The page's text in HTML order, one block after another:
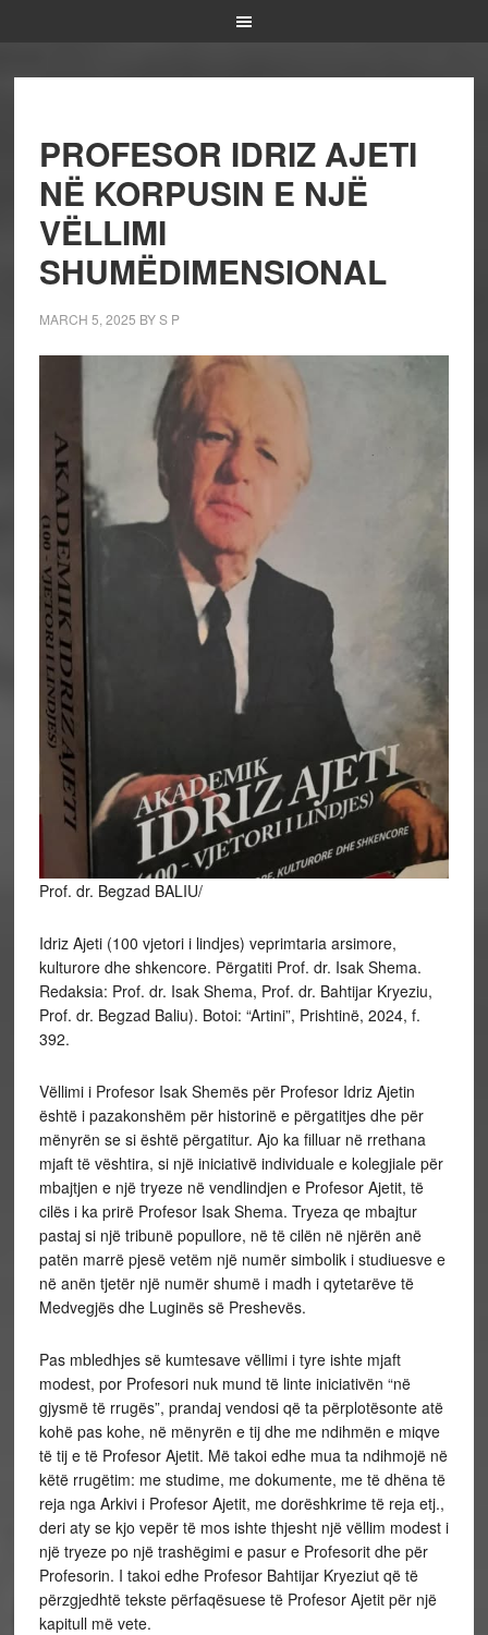
PROFESOR IDRIZ AJETI
NË KORPUSIN E NJË
VËLLIMI
SHUMËDIMENSIONAL
MARCH 5, 2025 BYS P
Prof. dr. Begzad BALIU/
Idriz Ajeti (100 vjetori i lindjes) veprimtaria arsimore,
kulturore dhe shkencore. Përgatiti Prof. dr. Isak Shema.
Redaksia: Prof. dr. Isak Shema, Prof. dr. Bahtijar Kryeziu,
Prof. dr. Begzad Baliu). Botoi: “Artini”, Prishtinë, 2024, f.
392.
Vëllimi i Profesor Isak Shemës për Profesor Idriz Ajetin
është i pazakonshëm për historinë e përgatitjes dhe për
mënyrën se si është përgatitur. Ajo ka filluar në rrethana
mjaft të vështira, si një iniciativë individuale e kolegjiale për
mbajtjen e një tryeze në vendlindjen e Profesor Ajetit, të
cilës i ka prirë Profesor Isak Shema. Tryeza qe mbajtur
pastaj si një tribunë popullore, në të cilën në njërën anë
patën marrë pjesë vetëm një numër simbolik i studiuesve e
në anën tjetër një numër shumë i madh i qytetarëve të
Medvegjës dhe Luginës së Preshevës.
Pas mbledhjes së kumtesave vëllimi i tyre ishte mjaft
modest, por Profesori nuk mund të linte iniciativën “në
gjysmë të rrugës”, prandaj vendosi që ta përplotësonte atë
kohë pas kohe, në mënyrën e tij dhe me ndihmën e miqve
të tij e të Profesor Ajetit. Më takoi edhe mua ta ndihmojë në
këtë rrugëtim: me studime, me dokumente, me të dhëna të
reja nga Arkivi i Profesor Ajetit, me dorëshkrime të reja etj.,
deri aty se kjo vepër të mos ishte thjesht një vëllim modest i
një tryeze po një trashëgimi e pasur e Profesorit dhe për
Profesorin. I takoi edhe Profesor Bahtijar Kryeziut që të
përzgjedhtë tekste përfaqësuese të Profesor Ajetit për një
kapitull më vete.